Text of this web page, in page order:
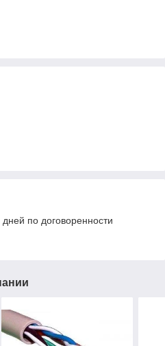
по договоренности